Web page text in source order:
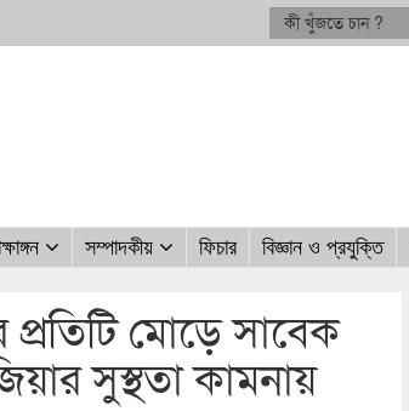
সম্পাদকীয় ফিচার বিজ্ঞান ও প্রযুক্তি
মোড়ে সাবেক
সুস্থতা কামনায়